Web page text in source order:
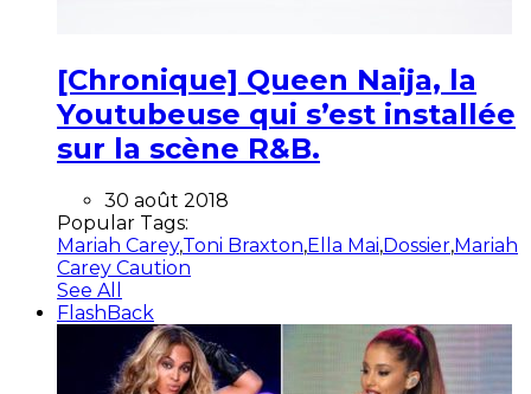
[Chronique] Queen Naija, la
Youtubeuse qui s’est installée
sur la scène R&B.
30 août 2018
Popular Tags:
Mariah Carey,Toni Braxton,Ella Mai,Dossier,Mariah
Carey Caution
See All
FlashBack